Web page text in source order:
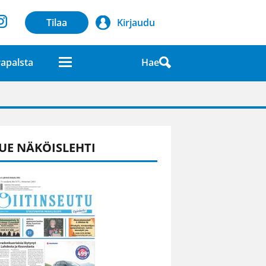
Tilaa Kirjaudu
Hae
lehdessä
NÄKÖISLEHTI